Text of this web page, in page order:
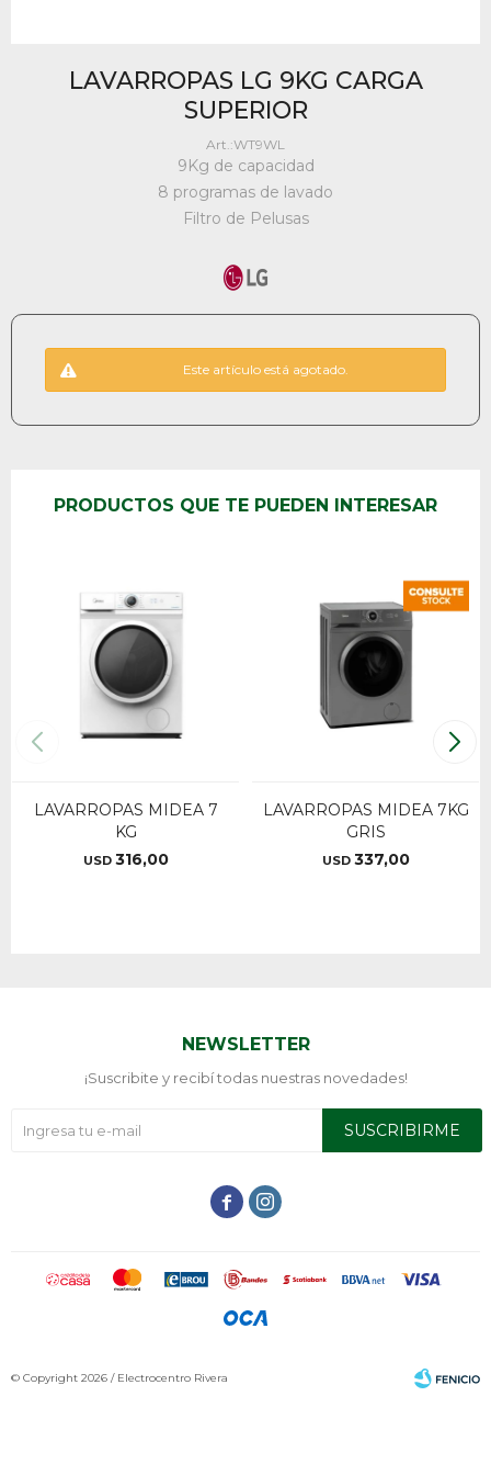
LAVARROPAS LG 9KG CARGA
SUPERIOR
WT9WL
9Kg de capacidad
8 programas de lavado
Filtro de Pelusas
Este artículo está agotado.
PRODUCTOS QUE TE PUEDEN INTERESAR
LAVARROPAS MIDEA 7
KG
USD 316,00
LAVARROPAS MIDEA 7KG
GRIS
USD 337,00
NEWSLETTER
¡Suscribite y recibí todas nuestras novedades!
SUSCRIBIRME
 
© Copyright 2026 / Electrocentro Rivera